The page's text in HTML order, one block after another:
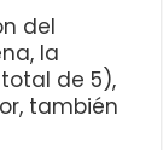
del
la
de 5),
también